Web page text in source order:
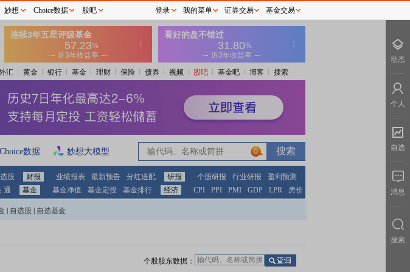
汇 黄金 银行 基金 理财 保险 债券 视频 股吧 基金吧 博客 搜索
Choice数据 妙想大模型 0
股 财报 业绩报表 最新预告 分红送配 研报 个股研报 行业研报
盈利预测
通 基金 基金净值 基金定投 基金排行 经济 CPI PPI PMI GDP LPR 房价
自选股 自选基金
个股股东数据：
妙想 Choice数据 股吧 登录 我的菜单 证券交易 基金交易
动态
个人
自选
消息
搜索